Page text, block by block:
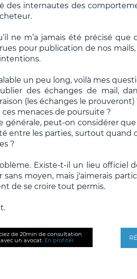
des internautes des
ne m’a jamais été précisé
pour publication de nos
un peu long, voilà mes
des échanges de mail,
(les échanges le prouveront)
ces menaces de poursuite ?
générale, peut-on considérer
entre les parties, surtout quand
?
Existe-t-il un lieu officiel
sans moyen, mais j'aimerais
de se croire tout permis.
de 20min de consultation
un avocat. En profiter